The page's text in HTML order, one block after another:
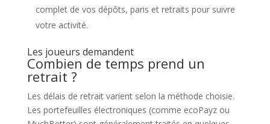
complet de vos dépôts, paris et retraits pour suivre
votre activité.
Les joueurs demandent
Combien de temps prend un
retrait ?
Les délais de retrait varient selon la méthode choisie.
Les portefeuilles électroniques (comme ecoPayz ou